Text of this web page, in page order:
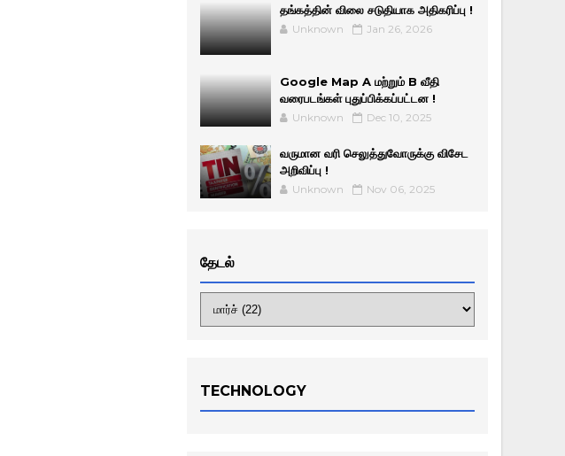
தங்கத்தின் விலை சடுதியாக அதிகரிப்பு !
Unknown Jan 26, 2026
Google Map A மற்றும் B வீதி
வரைபடங்கள் புதுப்பிக்கப்பட்டன !
Unknown Dec 10, 2025
வருமான வரி செலுத்துவோருக்கு விசேட
அறிவிப்பு !
Unknown Nov 06, 2025
தேடல்
TECHNOLOGY